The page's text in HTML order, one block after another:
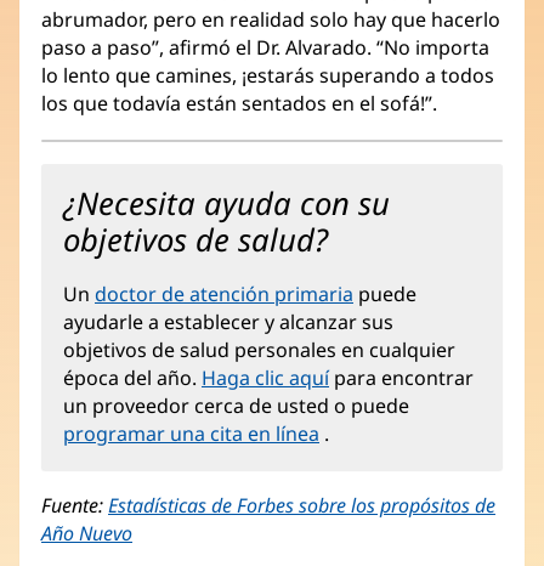
abrumador, pero en realidad solo hay que hacerlo
paso a paso”, afirmó el Dr. Alvarado. “No importa
lo lento que camines, ¡estarás superando a todos
los que todavía están sentados en el sofá!”.
¿Necesita ayuda con su
objetivos de salud?
Un doctor de atención primaria puede
ayudarle a establecer y alcanzar sus
objetivos de salud personales en cualquier
época del año. Haga clic aquípara encontrar
un proveedor cerca de usted o puede
programar una cita en línea .
Fuente:Estadísticas de Forbes sobre los propósitos de
Año Nuevo